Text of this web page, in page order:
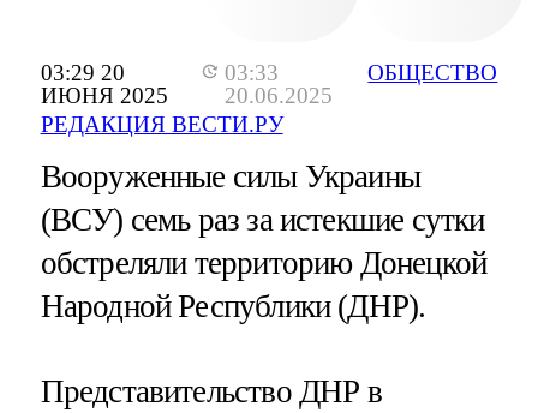
03:29 20
ИЮНЯ 2025
03:33
20.06.2025
РЕДАКЦИЯ ВЕСТИ.РУ
ОБЩЕСТВО
Вооруженные силы Украины
(ВСУ) семь раз за истекшие сутки
обстреляли территорию Донецкой
Народной Республики (ДНР).
Представительство ДНР в